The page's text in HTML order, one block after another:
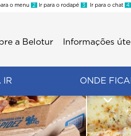
o menu 2 Ir para o rodapé 3 Ir para o chat 4
a Belotur Informações
IR ONDE